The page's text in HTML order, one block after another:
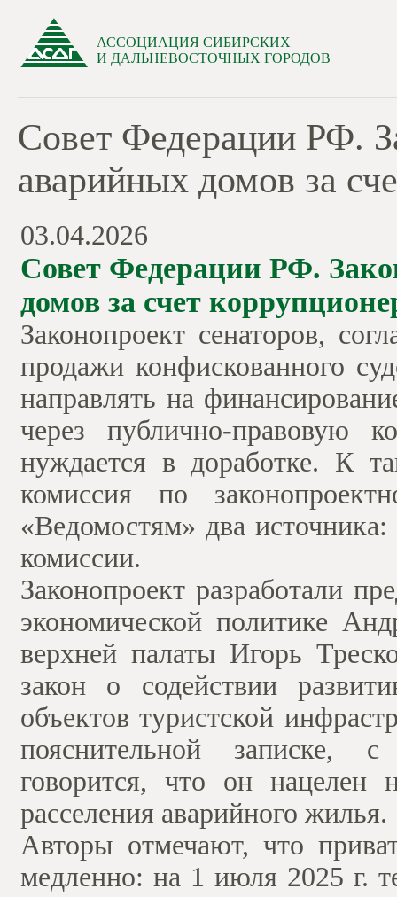
АССОЦИАЦИЯ СИБИРСКИХ
И ДАЛЬНЕВОСТОЧНЫХ ГОРОДОВ
Совет Федерации РФ.
аварийных домов за
03.04.2026
Совет Федерации РФ.
домов за счет
Законопроект сенаторов,
продажи конфискованного
направлять на
через публично-правовую
нуждается в доработке. К
комиссия по
«Ведомостям» два
комиссии.
Законопроект разработали
экономической политике
верхней палаты Игорь
закон о содействии
объектов туристской
пояснительной записке,
говорится, что он нацелен
расселения аварийного жилья.
Авторы отмечают, что
медленно: на 1 июля 2025 г.